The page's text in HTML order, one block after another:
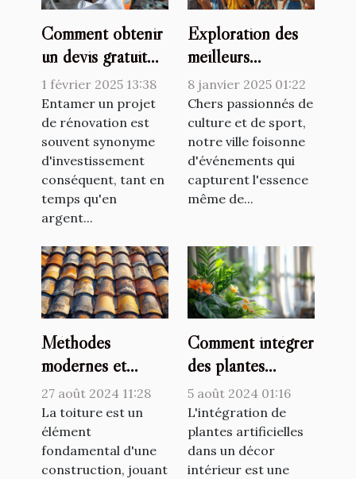
Comment obtenir
un devis gratuit
pour votre projet
de rénovation
1 février 2025 13:38
Entamer un projet
de rénovation est
souvent synonyme
d'investissement
conséquent, tant en
temps qu'en
argent...
Exploration des
meilleurs
événements
culturels et
sportifs proposés
sur un site
municipal
8 janvier 2025 01:22
Chers passionnés de
culture et de sport,
notre ville foisonne
d'événements qui
capturent l'essence
même de...
Méthodes
modernes et
traditionnelles de
couverture de
toiture
27 août 2024 11:28
La toiture est un
élément
fondamental d'une
construction, jouant
Comment intégrer
des plantes
artificielles dans
votre décor
intérieur
5 août 2024 01:16
L'intégration de
plantes artificielles
dans un décor
intérieur est une